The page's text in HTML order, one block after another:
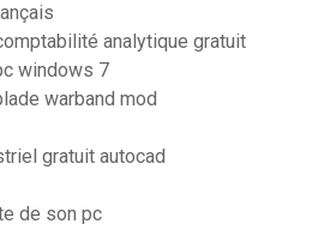
analytique gratuit
windows 7
warband mod
gratuit autocad
de son pc